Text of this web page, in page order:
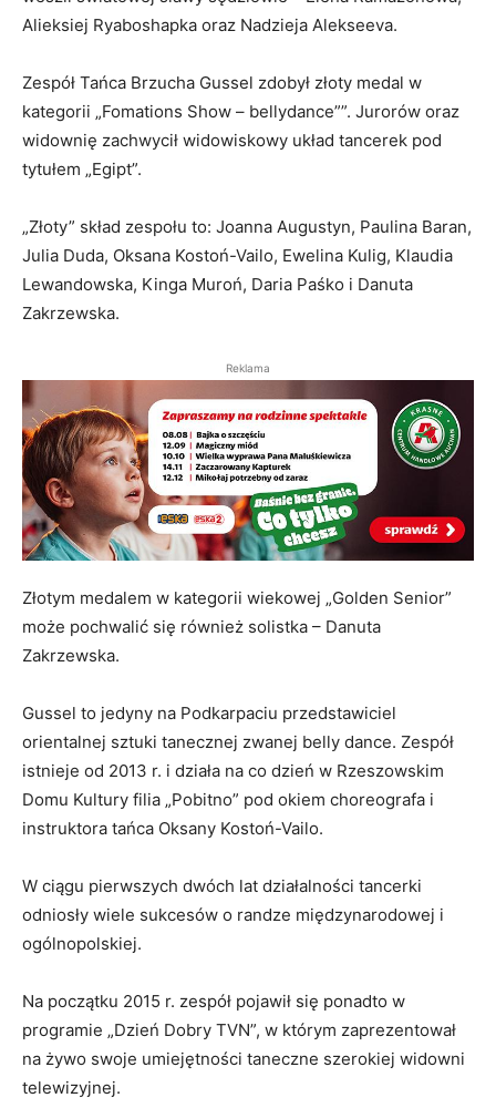
Alieksiej Ryaboshapka oraz Nadzieja Alekseeva.
Zespół Tańca Brzucha Gussel zdobył złoty medal w
kategorii „Fomations Show – bellydance””. Jurorów oraz
widownię zachwycił widowiskowy układ tancerek pod
tytułem „Egipt”.
„Złoty” skład zespołu to: Joanna Augustyn, Paulina Baran,
Julia Duda, Oksana Kostoń-Vailo, Ewelina Kulig, Klaudia
Lewandowska, Kinga Muroń, Daria Paśko i Danuta
Zakrzewska.
Reklama
Złotym medalem w kategorii wiekowej „Golden Senior”
może pochwalić się również solistka – Danuta
Zakrzewska.
Gussel to jedyny na Podkarpaciu przedstawiciel
orientalnej sztuki tanecznej zwanej belly dance. Zespół
istnieje od 2013 r. i działa na co dzień w Rzeszowskim
Domu Kultury filia „Pobitno” pod okiem choreografa i
instruktora tańca Oksany Kostoń-Vailo.
W ciągu pierwszych dwóch lat działalności tancerki
odniosły wiele sukcesów o randze międzynarodowej i
ogólnopolskiej.
Na początku 2015 r. zespół pojawił się ponadto w
programie „Dzień Dobry TVN”, w którym zaprezentował
na żywo swoje umiejętności taneczne szerokiej widowni
telewizyjnej.